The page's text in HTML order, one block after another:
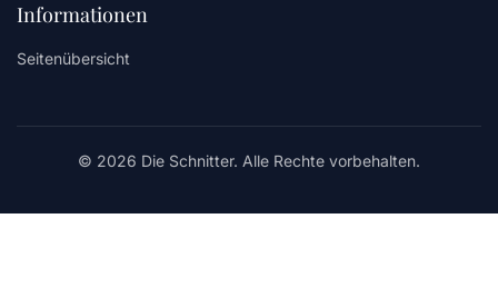
Informationen
Seitenübersicht
© 2026 Die Schnitter. Alle Rechte vorbehalten.